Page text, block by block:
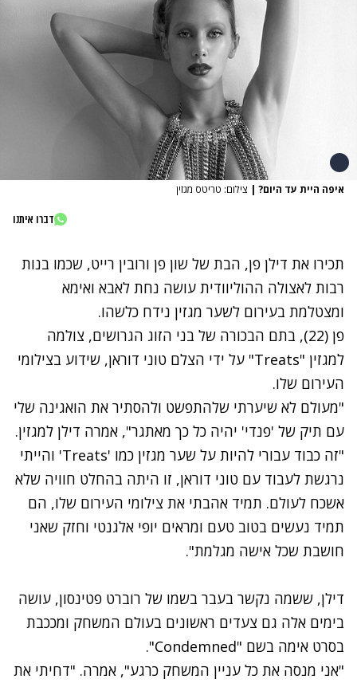
איפה היית עד היום? | צילום: טריטס מגזין
דברו איתנו
תכירו את דילן פן, הבת של שון פן ורובין רייט, שכמו בנות
רבות לאצולה ההוליוודית עושה נחת לאבא ואימא
ומצטלמת בעירום לשער מגזין נידח כלשהו.
פן (22), בתם הבכורה של בני הזוג הגרושים, צולמה
למגזין "Treats" על ידי הצלם טוני דוראן, שידוע בצילומי
העירום שלו.
"מעולם לא שיערתי שלהתפשט ולהסתיר את הואגינה שלי
עם תיק של 'פנדי' יהיה כל כך מאתגר", אמרה דילן למגזין.
"זה כבוד עבורי להיות על שער מגזין כמו 'Treats' והייתי
נרגשת לעבוד עם טוני דוראן, זו היתה בהחלט חוויה שלא
אשכח לעולם. תמיד אהבתי את צילומי העירום שלו, הם
תמיד נעשים בטוב טעם ומראים יופי אלגנטי וחזק שאני
חושבת שכל אישה מגלמת".
דילן, ששמה נקשר בעבר בשמו של רוברט פטינסון, עושה
בימים אלה גם צעדים ראשונים בעולם המשחק ומככבת
בסרט אימה בשם "Condemned".
"אני מנסה את כל עניין המשחק כרגע", אמרה. "דחיתי את